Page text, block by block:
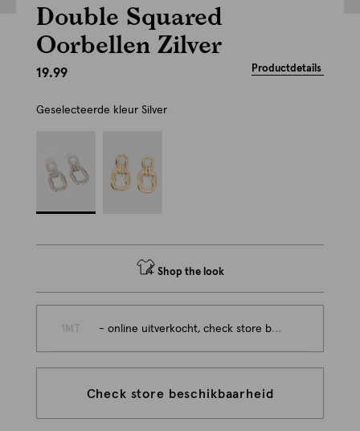
Double Squared
Oorbellen Zilver
19.99 Productdetails
Geselecteerde kleur Silver
Shop the look
- online uitverkocht, check store beschikbaarheid
Check store beschikbaarheid